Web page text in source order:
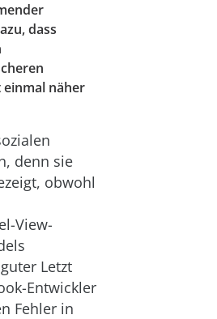
dass
einmal näher
denn sie
obwohl
View-
Letzt
Entwickler
Fehler in